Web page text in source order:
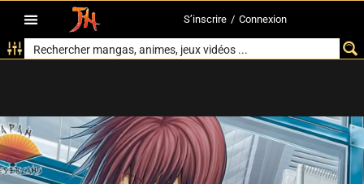
S’inscrire / Connexion